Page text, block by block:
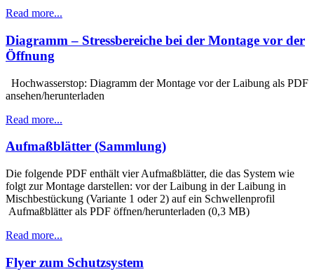
Read more...
Diagramm – Stressbereiche bei der Montage vor der
Öffnung
Hochwasserstop: Diagramm der Montage vor der Laibung als PDF
ansehen/herunterladen
Read more...
Aufmaßblätter (Sammlung)
Die folgende PDF enthält vier Aufmaßblätter, die das System wie
folgt zur Montage darstellen: vor der Laibung in der Laibung in
Mischbestückung (Variante 1 oder 2) auf ein Schwellenprofil
Aufmaßblätter als PDF öffnen/herunterladen (0,3 MB)
Read more...
Flyer zum Schutzsystem